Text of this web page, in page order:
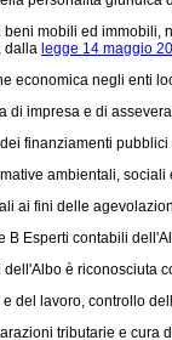
mobili ed immobili,
dalla legge 14 maggio
economica negli enti
impresa e di
finanziamenti pubblici
ambientali,
ai fini delle
Esperti contabili
è riconosciuta
lavoro, controllo
tributarie e cura